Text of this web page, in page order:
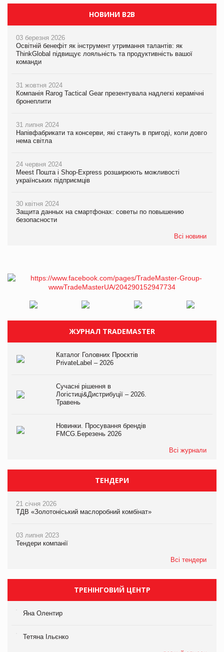
НОВИНИ B2B
03 березня 2026
Освітній бенефіт як інструмент утримання талантів: як
ThinkGlobal підвищує лояльність та продуктивність вашої
команди
31 жовтня 2024
Компанія Rarog Tactical Gear презентувала надлегкі керамічні
бронеплити
31 липня 2024
Напівфабрикати та консерви, які стануть в пригоді, коли довго
нема світла
24 червня 2024
Meest Пошта і Shop-Express розширюють можливості
українських підприємців
30 квітня 2024
Защита данных на смартфонах: советы по повышению
безопасности
Всі новини
ЖУРНАЛ TRADEMASTER
Каталог Головних Проєктів
PrivateLabel – 2026
Сучасні рішення в
Логістиці&Дистрибуції – 2026.
Травень
Новинки. Просування брендів
FMCG.Березень 2026
Всі журнали
ТЕНДЕРИ
21 січня 2026
ТДВ «Золотоніський маслоробний комбінат»
03 липня 2023
Тендери компанії
Всі тендери
ТРЕНІНГОВИЙ ЦЕНТР
Яна Олентир
Тетяна Ільєнко